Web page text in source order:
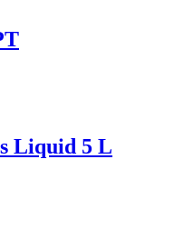
Liquid 5 L